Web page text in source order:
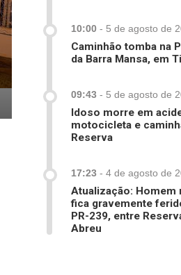
10:00 - 5 de agosto de
Caminhão tomba na
da Barra Mansa, em
09:43 - 5 de agosto de
Idoso morre em
motocicleta e
Reserva
17:23 - 4 de agosto de
Atualização: Homem
fica gravemente
PR-239, entre
Abreu